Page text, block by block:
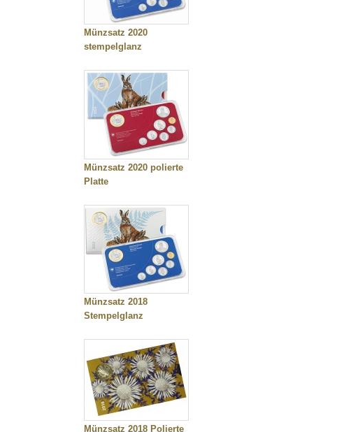
Münzsatz 2020
stempelglanz
Münzsatz 2020 polierte
Platte
Münzsatz 2018
Stempelglanz
Münzsatz 2018 Polierte